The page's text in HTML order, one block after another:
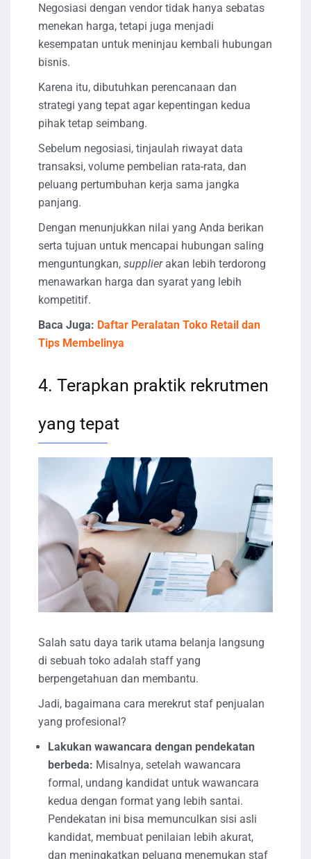
Negosiasi dengan vendor tidak hanya sebatas
menekan harga, tetapi juga menjadi
kesempatan untuk meninjau kembali hubungan
bisnis.
Karena itu, dibutuhkan perencanaan dan
strategi yang tepat agar kepentingan kedua
pihak tetap seimbang.
Sebelum negosiasi, tinjaulah riwayat data
transaksi, volume pembelian rata-rata, dan
peluang pertumbuhan kerja sama jangka
panjang.
Dengan menunjukkan nilai yang Anda berikan
serta tujuan untuk mencapai hubungan saling
menguntungkan, supplier akan lebih terdorong
menawarkan harga dan syarat yang lebih
kompetitif.
Baca Juga: Daftar Peralatan Toko Retail dan
Tips Membelinya
4. Terapkan praktik rekrutmen
yang tepat
Salah satu daya tarik utama belanja langsung
di sebuah toko adalah staff yang
berpengetahuan dan membantu.
Jadi, bagaimana cara merekrut staf penjualan
yang profesional?
Lakukan wawancara dengan pendekatan
berbeda: Misalnya, setelah wawancara
formal, undang kandidat untuk wawancara
kedua dengan format yang lebih santai.
Pendekatan ini bisa memunculkan sisi asli
kandidat, membuat penilaian lebih akurat,
dan meningkatkan peluang menemukan staf